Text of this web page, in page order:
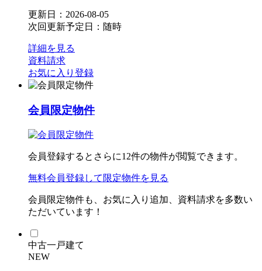
更新日：2026-08-05
次回更新予定日：随時
詳細を見る
資料請求
お気に入り登録
会員限定物件
会員登録するとさらに12件の物件が閲覧できます。
無料会員登録して限定物件を見る
会員限定物件も、お気に入り追加、資料請求を多数い
ただいています！
中古一戸建て
NEW